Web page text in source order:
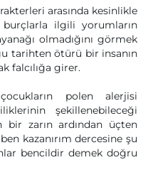
arasında kesinlikle
ilgili yorumların
olmadığını görmek
tarihten ötürü bir insanın
falcılığa girer.
polen alerjisi
şekillenebileceği
bir zarın ardından üçten
kazanırım dercesine şu
bencildir demek doğru